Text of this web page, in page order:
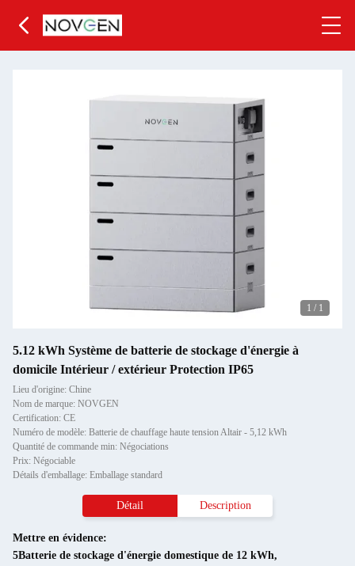
1 / 1
5.12 kWh Système de batterie de stockage d'énergie à
domicile Intérieur / extérieur Protection IP65
Lieu d'origine: Chine
Nom de marque: NOVGEN
Certification: CE
Numéro de modèle: Batterie de chauffage haute tension Altair - 5,12 kWh
Quantité de commande min: Négociations
Prix: Négociable
Détails d'emballage: Emballage standard
Détail Description
Mettre en évidence:
5Batterie de stockage d'énergie domestique de 12 kWh,